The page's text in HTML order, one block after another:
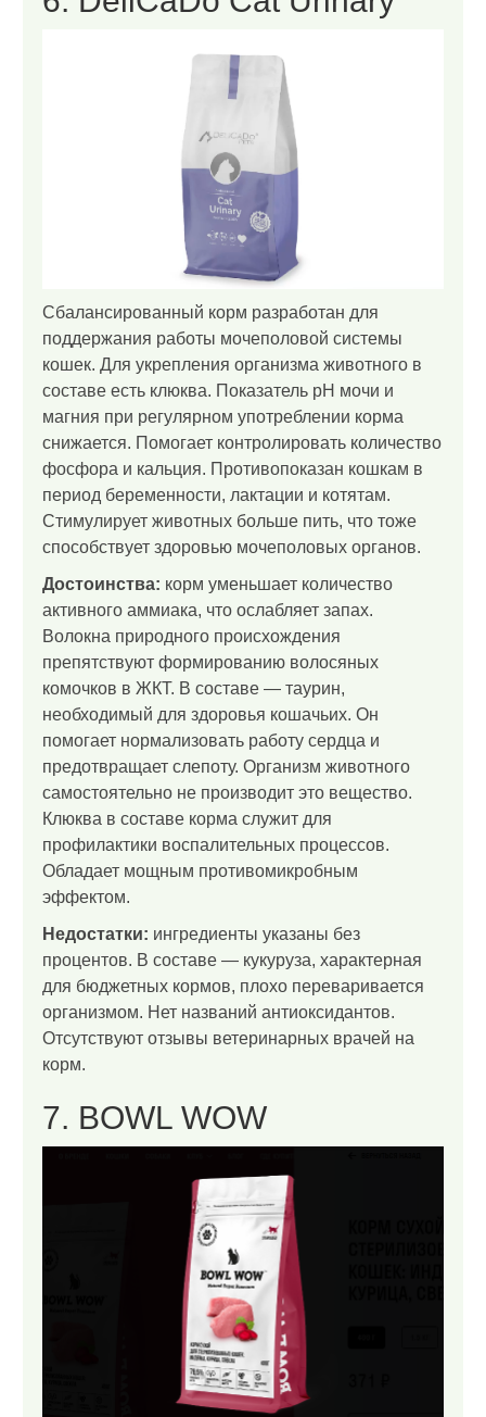
Сбалансированный корм разработан для
поддержания работы мочеполовой системы
кошек. Для укрепления организма животного в
составе есть клюква. Показатель pH мочи и
магния при регулярном употреблении корма
снижается. Помогает контролировать количество
фосфора и кальция. Противопоказан кошкам в
период беременности, лактации и котятам.
Стимулирует животных больше пить, что тоже
способствует здоровью мочеполовых органов.
Достоинства: корм уменьшает количество
активного аммиака, что ослабляет запах.
Волокна природного происхождения
препятствуют формированию волосяных
комочков в ЖКТ. В составе — таурин,
необходимый для здоровья кошачьих. Он
помогает нормализовать работу сердца и
предотвращает слепоту. Организм животного
самостоятельно не производит это вещество.
Клюква в составе корма служит для
профилактики воспалительных процессов.
Обладает мощным противомикробным
эффектом.
Недостатки: ингредиенты указаны без
процентов. В составе — кукуруза, характерная
для бюджетных кормов, плохо переваривается
организмом. Нет названий антиоксидантов.
Отсутствуют отзывы ветеринарных врачей на
корм.
7. BOWL WOW